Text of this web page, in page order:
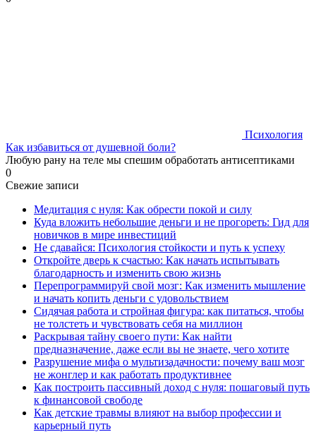
Психология
Как избавиться от душевной боли?
Любую рану на теле мы спешим обработать антисептиками
0
Свежие записи
Медитация с нуля: Как обрести покой и силу
Куда вложить небольшие деньги и не прогореть: Гид для
новичков в мире инвестиций
Не сдавайся: Психология стойкости и путь к успеху
Откройте дверь к счастью: Как начать испытывать
благодарность и изменить свою жизнь
Перепрограммируй свой мозг: Как изменить мышление
и начать копить деньги с удовольствием
Сидячая работа и стройная фигура: как питаться, чтобы
не толстеть и чувствовать себя на миллион
Раскрывая тайну своего пути: Как найти
предназначение, даже если вы не знаете, чего хотите
Разрушение мифа о мультизадачности: почему ваш мозг
не жонглер и как работать продуктивнее
Как построить пассивный доход с нуля: пошаговый путь
к финансовой свободе
Как детские травмы влияют на выбор профессии и
карьерный путь